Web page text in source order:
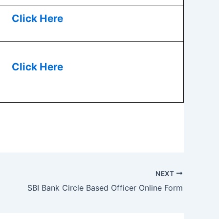
Click Here
Click Here
NEXT
SBI Bank Circle Based Officer Online Form